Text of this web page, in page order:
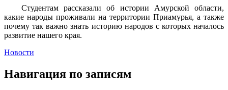
Студентам рассказали об истории Амурской области,
какие народы проживали на территории Приамурья, а также
почему так важно знать историю народов с которых началось
развитие нашего края.
Новости
Навигация по записям